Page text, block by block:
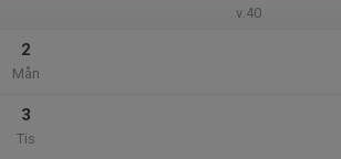
v.40
2
Mån
3
Tis